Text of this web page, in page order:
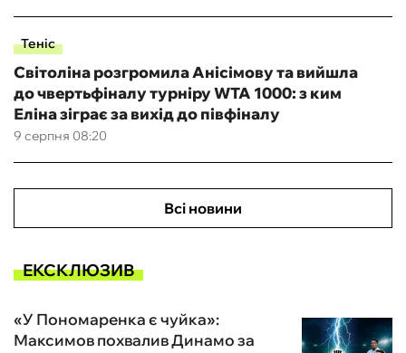
Теніс
9 серпня 08:20
Світоліна розгромила Анісімову та вийшла
до чвертьфіналу турніру WTA 1000: з ким
Еліна зіграє за вихід до півфіналу
Всі новини
ЕКСКЛЮЗИВ
«У Пономаренка є чуйка»:
Максимов похвалив Динамо за